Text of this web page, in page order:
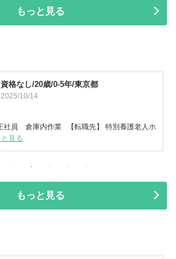
もっと見る
資格なし/20歳/0-5年/東京都
2025/10/14
社員 倉庫内作業 【転職先】 特別養護老人ホ
と見る
もっと見る